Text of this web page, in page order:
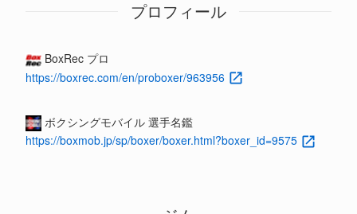
プロフィール
BoxRec プロ
https://boxrec.com/en/proboxer/963956
ボクシングモバイル 選手名鑑
https://boxmob.jp/sp/boxer/boxer.html?boxer_id=9575